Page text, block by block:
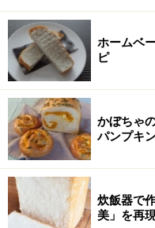
2
水とバターを加え
水を注ぎ入れながら箸
加えて混ぜる。ラップ
※水の量の目安は、暑
ホームベ
ピ
かぼちゃ
パンプキ
炊飯器で
美」を再現